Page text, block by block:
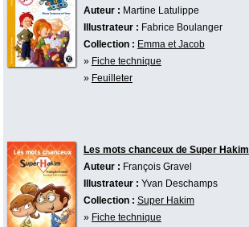
Auteur : Martine Latulippe
Illustrateur : Fabrice Boulanger
Collection : Emma et Jacob
» Fiche technique
» Feuilleter
Les mots chanceux de Super Hakim
Auteur : François Gravel
Illustrateur : Yvan Deschamps
Collection : Super Hakim
» Fiche technique